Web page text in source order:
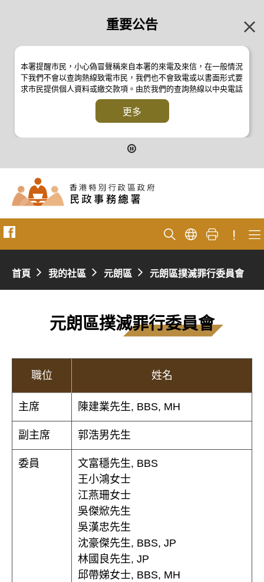
重要公告
本署提醒市民，小心偽冒聲稱來自本署的來電及來信，在一般情況
下我們不會以查詢熱線致電市民，我們也不會致電或以書面形式要
求市民提供個人資料或繳交款項。由於我們的查詢熱線以中央電話
系統操作，本署的來電不會顯示電話號碼 2835 2500 。如有疑
問，應與本署職員核實或向警方反詐騙協調中心
詢熱線 18222 查詢。詳情請瀏覽以下新聞公報：
二零一九年七月二十六日的新聞公報
二零一七年四月二十八日的新聞公報
二零一七年四月五日的新聞公報
更多
!
首頁 我的社區 元朗區 元朗區撲滅罪行委員會
元朗區撲滅罪行委員會
職位 姓名
主席 陳建業先生, BBS, MH
副主席 郭浩男先生
委員
文富穩先生, BBS
王小鴻女士
江燕珊女士
吳傑焮先生
吳漢忠先生
沈豪傑先生, BBS, JP
林國良先生, JP
邱帶娣女士, BBS, MH